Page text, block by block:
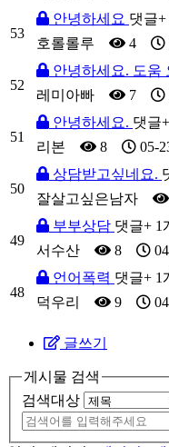
53
안녕하세요 댓글+
호롤롤루
4
52
안녕하세요. 도움
레미아빠
7
51
안녕하세요. 댓글
리본
8 05-
50
상담받고싶네요.
잘살고싶은남자
49
부부상담 댓글+ 1
서수산
8
48
언어폭력 댓글+ 1
덕우리
9
글쓰기
게시물 검색
검색대상